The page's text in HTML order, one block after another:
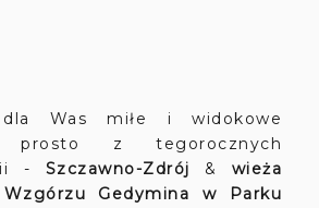
Was miłe i widokowe
prosto z tegorocznych
- Szczawno-Zdrój & wieża
Gedymina
w Parku